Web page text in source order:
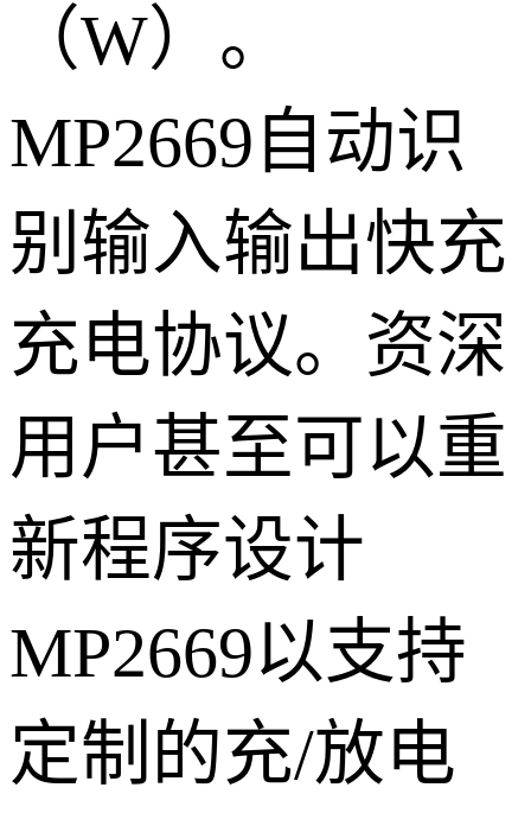
（W）。
MP2669自动识
别输入输出快充
充电协议。资深
用户甚至可以重
新程序设计
MP2669以支持
定制的充/放电